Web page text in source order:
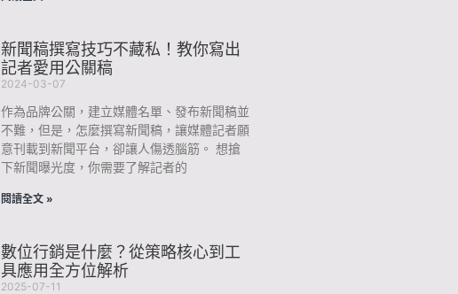
新聞稿撰寫技巧不藏私！教你寫出
記者愛用公關稿
2024-03-07
作為品牌公關，建立媒體名單、發布新聞稿並
不難，但是，怎麼撰寫新聞稿，讓媒體記者願
意刊載到新聞平台，卻讓人傷透腦筋。 想搶
下新聞曝光度，你需要了解記者的
閱讀全文 »
數位行銷是什麼？從策略核心到工
具應用全方位解析
2025-07-11